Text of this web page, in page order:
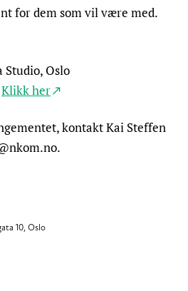
for dem som vil være med.
Studio, Oslo
Klikk her
kontakt Kai Steffen
10, Oslo